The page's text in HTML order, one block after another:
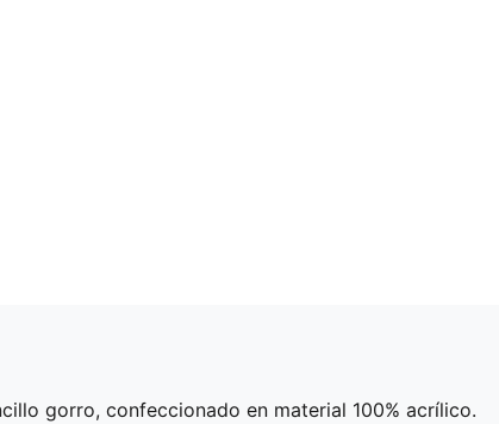
gorro, confeccionado en material 100% acrílico.